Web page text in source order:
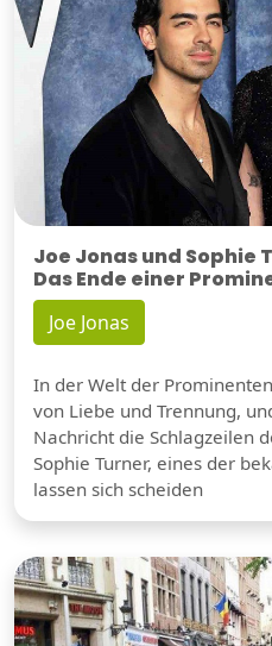
Joe Jonas und Sophie
Das Ende einer
Joe Jonas
In der Welt der
von Liebe und Trennung,
Nachricht die Schlagzeilen
Sophie Turner, eines der
lassen sich scheiden